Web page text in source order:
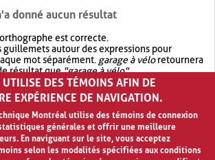
donné aucun résultat
est correcte.
guillemets autour des expressions pour
mot séparément. garage à véloretournera
résultat que"garage à vélo".
votre recherche avec OR.garage OR vélo
plus de résultat quegarage à vélo
DES TÉMOINS AFIN DE
EXPÉRIENCE DE NAVIGATION.
Montréal utilise des témoins de connexion
générales et offrir une meilleure
En naviguant sur le site, vous acceptez
selon les modalités spécifiées aux conditions